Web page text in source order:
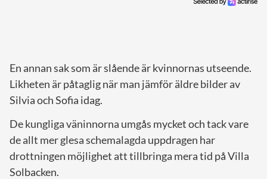
En annan sak som är slående är kvinnornas utseende.
Likheten är påtaglig när man jämför äldre bilder av
Silvia och Sofia idag.
De kungliga väninnorna umgås mycket och tack vare
de allt mer glesa schemalagda uppdragen har
drottningen möjlighet att tillbringa mera tid på Villa
Solbacken.